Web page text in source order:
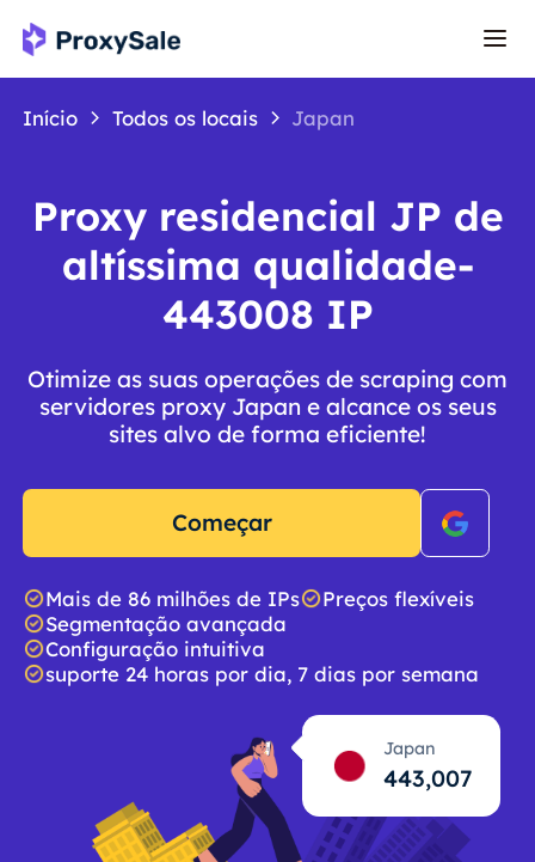
Início Todos os locais Japan
Proxy residencial JP de
altíssima qualidade-
443008 IP
Otimize as suas operações de scraping com
servidores proxy Japan e alcance os seus
sites alvo de forma eficiente!
Começar
Mais de 86 milhões de IPs
Preços flexíveis
Segmentação avançada
Configuração intuitiva
suporte 24 horas por dia, 7 dias por semana
Japan
443,008